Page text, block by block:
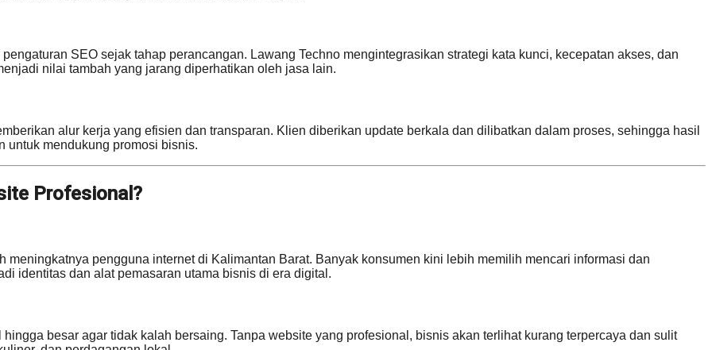
SEO sejak tahap perancangan. Lawang Techno mengintegrasikan strategi kata kunci, kecepatan akses, dan
nilai tambah yang jarang diperhatikan oleh jasa lain.
alur kerja yang efisien dan transparan. Klien diberikan update berkala dan dilibatkan dalam proses, sehingga hasil
untuk mendukung promosi bisnis.
Profesional?
meningkatnya pengguna internet di Kalimantan Barat. Banyak konsumen kini lebih memilih mencari informasi dan
identitas dan alat pemasaran utama bisnis di era digital.
besar agar tidak kalah bersaing. Tanpa website yang profesional, bisnis akan terlihat kurang terpercaya dan sulit